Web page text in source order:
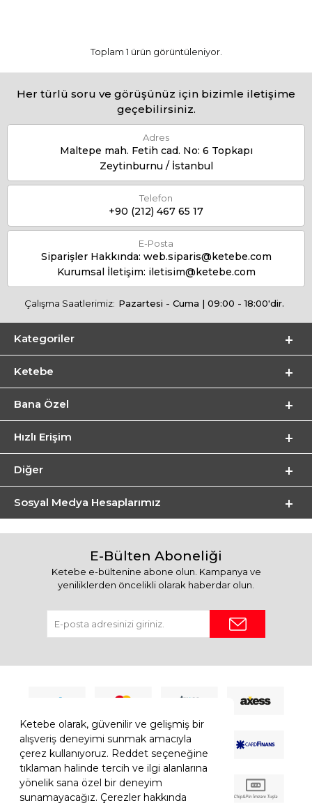
Ketebe olarak, güvenilir ve gelişmiş bir
alışveriş deneyimi sunmak amacıyla
çerez kullanıyoruz. Reddet seçeneğine
tıklaman halinde tercih ve ilgi alanlarına
yönelik sana özel bir deneyim
sunamayacağız. Çerezler hakkında
Toplam 1 ürün görüntüleniyor.
Her türlü soru ve görüşünüz için bizimle iletişime
geçebilirsiniz.
Adres
Maltepe mah. Fetih cad. No: 6 Topkapı
Zeytinburnu / İstanbul
Telefon
+90 (212) 467 65 17
E-Posta
Siparişler Hakkında: web.siparis@ketebe.com
Kurumsal İletişim: iletisim@ketebe.com
Çalışma Saatlerimiz: Pazartesi - Cuma | 09:00 - 18:00'dir.
Kategoriler
Ketebe
Bana Özel
Hızlı Erişim
Diğer
Sosyal Medya Hesaplarımız
E-Bülten Aboneliği
Ketebe e-bültenine abone olun. Kampanya ve
yeniliklerden öncelikli olarak haberdar olun.